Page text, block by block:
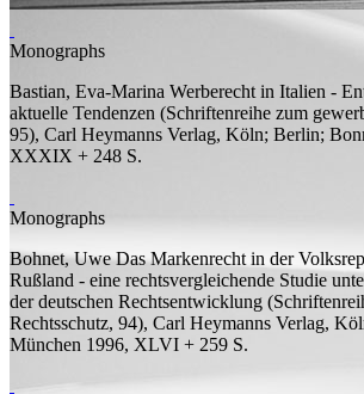
Monographs
Bastian, Eva-Marina Werberecht in Italien -
aktuelle Tendenzen (Schriftenreihe zum
95), Carl Heymanns Verlag, Köln; Berlin;
XXXIX + 248 S.
Monographs
Bohnet, Uwe Das Markenrecht in der
Rußland - eine rechtsvergleichende Studie
der deutschen Rechtsentwicklung
Rechtsschutz, 94), Carl Heymanns Verlag,
München 1996, XLVI + 259 S.